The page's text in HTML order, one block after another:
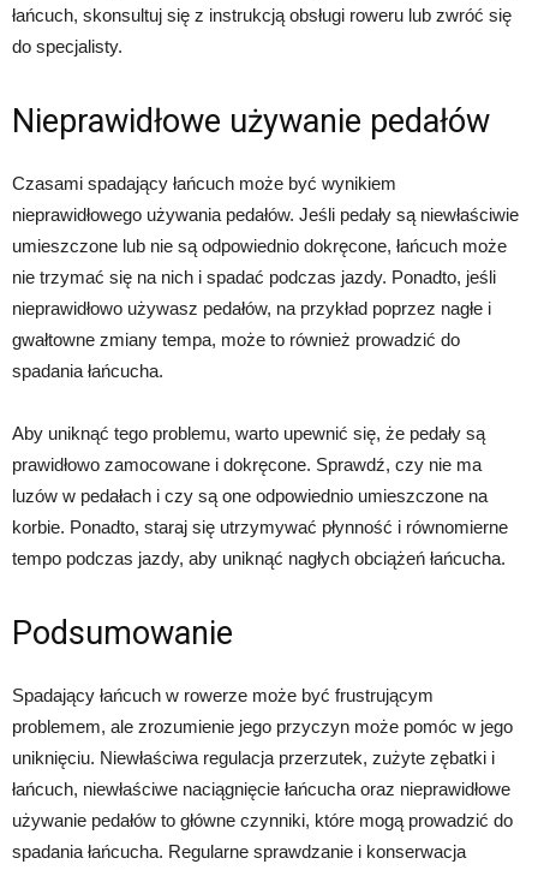
łańcuch, skonsultuj się z instrukcją obsługi roweru lub zwróć się
do specjalisty.
Nieprawidłowe używanie pedałów
Czasami spadający łańcuch może być wynikiem
nieprawidłowego używania pedałów. Jeśli pedały są niewłaściwie
umieszczone lub nie są odpowiednio dokręcone, łańcuch może
nie trzymać się na nich i spadać podczas jazdy. Ponadto, jeśli
nieprawidłowo używasz pedałów, na przykład poprzez nagłe i
gwałtowne zmiany tempa, może to również prowadzić do
spadania łańcucha.
Aby uniknąć tego problemu, warto upewnić się, że pedały są
prawidłowo zamocowane i dokręcone. Sprawdź, czy nie ma
luzów w pedałach i czy są one odpowiednio umieszczone na
korbie. Ponadto, staraj się utrzymywać płynność i równomierne
tempo podczas jazdy, aby uniknąć nagłych obciążeń łańcucha.
Podsumowanie
Spadający łańcuch w rowerze może być frustrującym
problemem, ale zrozumienie jego przyczyn może pomóc w jego
uniknięciu. Niewłaściwa regulacja przerzutek, zużyte zębatki i
łańcuch, niewłaściwe naciągnięcie łańcucha oraz nieprawidłowe
używanie pedałów to główne czynniki, które mogą prowadzić do
spadania łańcucha. Regularne sprawdzanie i konserwacja